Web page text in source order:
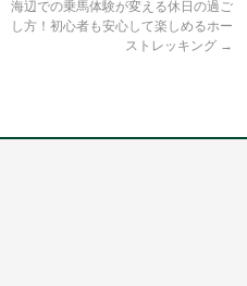
海辺での乗馬体験が変える休日の過ご
し方！初心者も安心して楽しめるホー
ストレッキング →